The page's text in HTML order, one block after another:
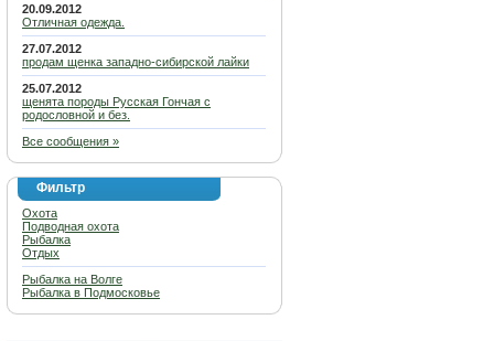
20.09.2012
Отличная одежда.
27.07.2012
продам щенка западно-сибирской лайки
25.07.2012
щенята породы Русская Гончая с
родословной и без.
Все сообщения »
Фильтр
Охота
Подводная охота
Рыбалка
Отдых
Рыбалка на Волге
Рыбалка в Подмосковье